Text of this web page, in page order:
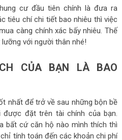
cư đầu tiên chính là đưa ra
tiêu chí chi tiết bao nhiêu thì việc
càng chính xác bấy nhiêu. Thế
với người thân nhé!
CỦA BẠN LÀ BAO
nhất để trở về sau những bộn bề
được đặt trên tài chính của bạn.
bất cứ căn hộ nào mình thích thì
tính toán đến các khoản chi phí